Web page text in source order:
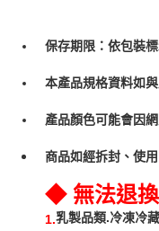
保存期限：依包裝
本產品規格資料如
產品顏色可能會因
商品如經拆封、使
◆ 無法退
1.乳製品類.冷凍冷